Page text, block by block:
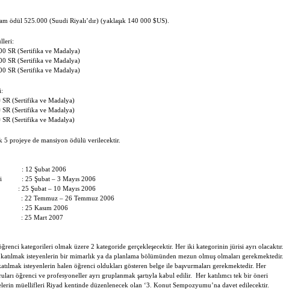
ödül 525.000 (Suudi Riyalı’dır) (yaklaşık 140 000 $US).
SR (Sertifika ve Madalya)
SR (Sertifika ve Madalya)
SR (Sertifika ve Madalya)
SR (Sertifika ve Madalya)
SR (Sertifika ve Madalya)
SR (Sertifika ve Madalya)
5 projeye de mansiyon ödülü verilecektir.
: 12 Şubat 2006
: 25 Şubat – 3 Mayıs 2006
: 25 Şubat – 10 Mayıs 2006
: 22 Temmuz – 26 Temmuz 2006
: 25 Kasım 2006
: 25 Mart 2007
kategorileri olmak üzere 2 kategoride gerçekleşecektir. Her iki kategorinin jürisi ayrı olacaktır.
isteyenlerin bir mimarlık ya da planlama bölümünden mezun olmuş olmaları gerekmektedir.
isteyenlerin halen öğrenci oldukları gösteren belge ile başvurmaları gerekmektedir. Her
öğrenci ve profesyoneller ayrı gruplanmak şartıyla kabul edilir.
Her katılımcı tek bir öneri
müellifleri Riyad kentinde düzenlenecek olan ‘3. Konut Sempozyumu’na davet edilecektir.